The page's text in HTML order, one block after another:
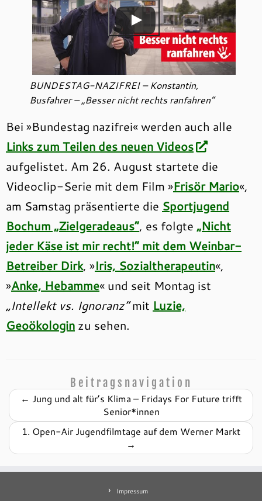
BUNDESTAG-NAZIFREI – Konstantin,
Busfahrer – „Besser nicht rechts ranfahren“
Bei »Bundestag nazifrei« werden auch alle
Links zum Teilen des neuen Videos
aufgelistet. Am 26. August startete die
Videoclip-Serie mit dem Film »Frisör Mario«,
am Samstag präsentierte die Sportjugend
Bochum „Zielgeradeaus“, es folgte „Nicht
jeder Käse ist mir recht!“ mit dem Weinbar-
Betreiber Dirk, »Iris, Sozialtherapeutin«,
»Anke, Hebamme« und seit Montag ist
„Intellekt vs. Ignoranz“mit Luzie,
Geoökologin zu sehen.
Beitragsnavigation
← Jung und alt für’s Klima – Fridays For Future trifft
Senior*innen
1. Open-Air Jugendfilmtage auf dem Werner Markt
→
Impressum